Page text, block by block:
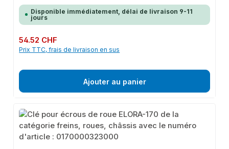
Disponible immédiatement, délai de livraison 9-11
jours
Prix régulier :
54.52 CHF
Prix TTC, frais de livraison en sus
Ajouter au panier